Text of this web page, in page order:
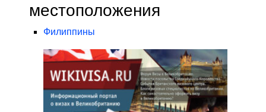
местоположения
Филиппины